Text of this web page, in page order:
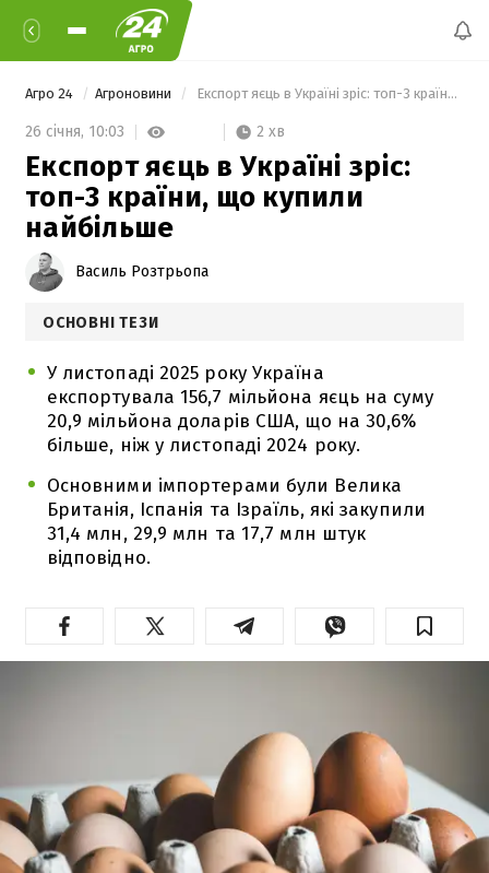
Агро 24 Агроновини Експорт яєць в Україні зріс: топ-3 країни, що купили найбільше
26 січня, 10:03 2 хв
Експорт яєць в Україні зріс:
топ-3 країни, що купили
найбільше
Василь Розтрьопа
ОСНОВНІ ТЕЗИ
У листопаді 2025 року Україна
експортувала 156,7 мільйона яєць на суму
20,9 мільйона доларів США, що на 30,6%
більше, ніж у листопаді 2024 року.
Основними імпортерами були Велика
Британія, Іспанія та Ізраїль, які закупили
31,4 млн, 29,9 млн та 17,7 млн штук
відповідно.